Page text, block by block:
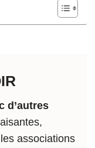
d’autres
associations